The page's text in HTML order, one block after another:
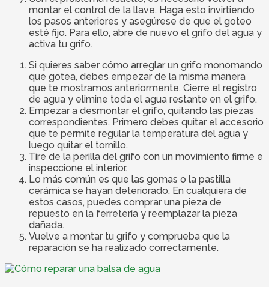
montar el control de la llave. Haga esto invirtiendo
los pasos anteriores y asegúrese de que el goteo
esté fijo. Para ello, abre de nuevo el grifo del agua y
activa tu grifo.
Si quieres saber cómo arreglar un grifo monomando
que gotea, debes empezar de la misma manera
que te mostramos anteriormente. Cierre el registro
de agua y elimine toda el agua restante en el grifo.
Empezar a desmontar el grifo, quitando las piezas
correspondientes. Primero debes quitar el accesorio
que te permite regular la temperatura del agua y
luego quitar el tornillo.
Tire de la perilla del grifo con un movimiento firme e
inspeccione el interior.
Lo más común es que las gomas o la pastilla
cerámica se hayan deteriorado. En cualquiera de
estos casos, puedes comprar una pieza de
repuesto en la ferretería y reemplazar la pieza
dañada.
Vuelve a montar tu grifo y comprueba que la
reparación se ha realizado correctamente.